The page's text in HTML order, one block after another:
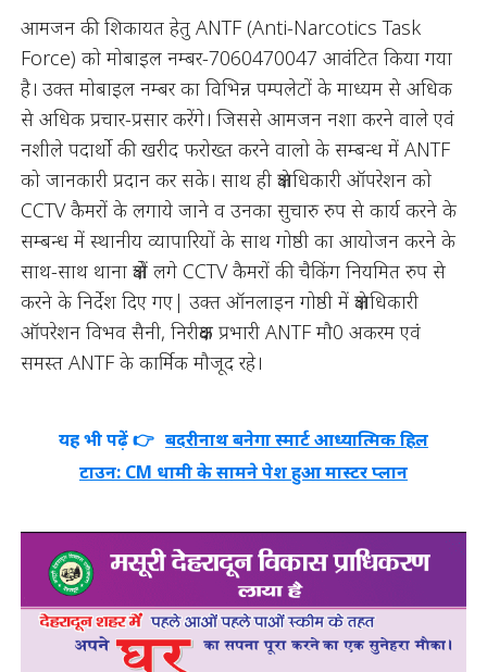
आमजन की शिकायत हेतु ANTF (Anti-Narcotics Task
Force) को मोबाइल नम्बर-7060470047 आवंटित किया गया
है। उक्त मोबाइल नम्बर का विभिन्न पम्पलेटों के माध्यम से अधिक
से अधिक प्रचार-प्रसार करेंगे। जिससे आमजन नशा करने वाले एवं
नशीले पदार्थो की खरीद फरोख्त करने वालो के सम्बन्ध में ANTF
को जानकारी प्रदान कर सके। साथ ही क्षेत्राधिकारी ऑपरेशन को
CCTV कैमरों के लगाये जाने व उनका सुचारु रुप से कार्य करने के
सम्बन्ध में स्थानीय व्यापारियों के साथ गोष्ठी का आयोजन करने के
साथ-साथ थाना क्षेत्रों लगे CCTV कैमरों की चैकिंग नियमित रुप से
करने के निर्देश दिए गए| उक्त ऑनलाइन गोष्ठी में क्षेत्राधिकारी
ऑपरेशन विभव सैनी, निरीक्षक प्रभारी ANTF मौ0 अकरम एवं
समस्त ANTF के कार्मिक मौजूद रहे।
यह भी पढ़ें 👉 बदरीनाथ बनेगा स्मार्ट आध्यात्मिक हिल
टाउन: CM धामी के सामने पेश हुआ मास्टर प्लान